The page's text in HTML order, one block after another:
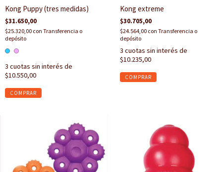
Kong Puppy (tres medidas)
$31.650,00
$25.320,00 con Transferencia o
depósito
3 cuotas sin interés de
$10.550,00
COMPRAR
Kong extreme
$30.705,00
$24.564,00 con Transferencia o
depósito
3 cuotas sin interés de
$10.235,00
COMPRAR